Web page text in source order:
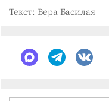
Текст: Вера Басилая